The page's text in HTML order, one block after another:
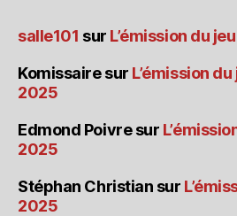
salle101 sur L’émission du
Komissairesur L’émission
2025
Edmond Poivresur
2025
Stéphan Christian sur
2025